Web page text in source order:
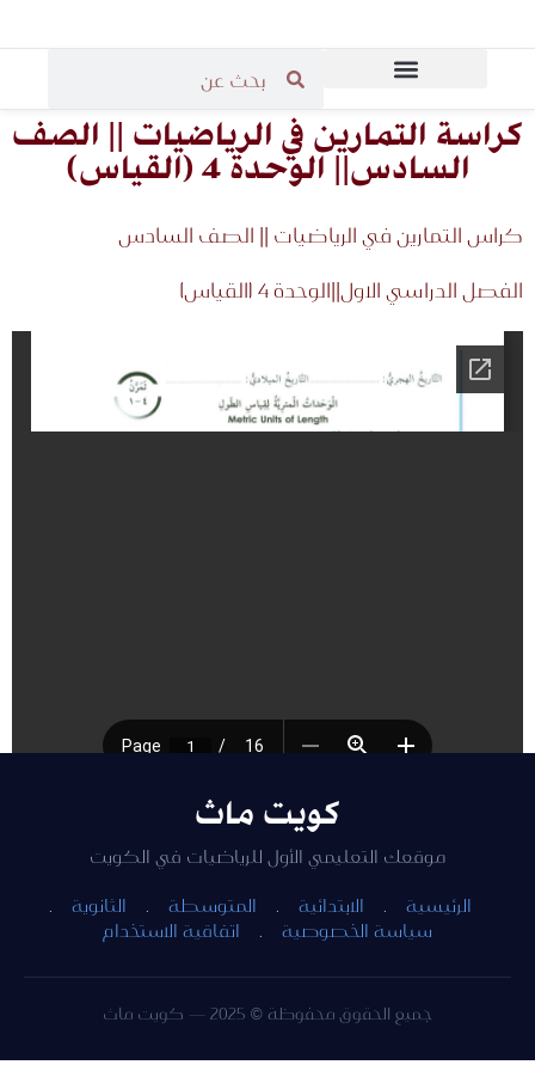
كراسة التمارين في الرياضيات || الصف
السادس|| الوحدة 4 (القياس)
كراس التمارين في الرياضيات || الصف السادس
الفصل الدراسي الاول||الوحدة 4 (القياس)
كويت ماث
موقعك التعليمي الأول للرياضيات في الكويت
الرئيسية
· الابتدائية · المتوسطة · الثانوية ·
سياسة الخصوصية · اتفاقية الاستخدام
جميع الحقوق محفوظة © 2025 — كويت ماث